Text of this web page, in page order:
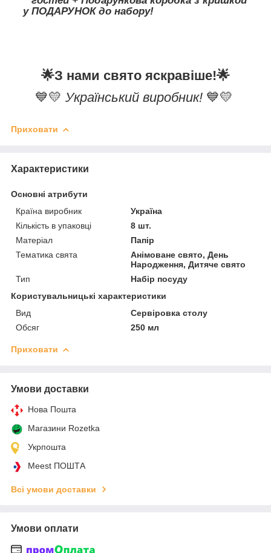
у ПОДАРУНОК до набору!
🌟З нами свято яскравіше!🌟
💙💛 Український виробник! 💙💛
Приховати
Характеристики
Основні атрибути
Країна виробник
Україна
Кількість в упаковці
8 шт.
Матеріал
Папір
Тематика свята
Анімоване свято, День
Народження, Дитяче свято
Тип
Набір посуду
Користувальницькі характеристики
Вид
Сервіровка столу
Обсяг
250 мл
Приховати
Умови доставки
Нова Пошта
Магазини Rozetka
Укрпошта
Meest ПОШТА
Всі умови доставки
Умови оплати